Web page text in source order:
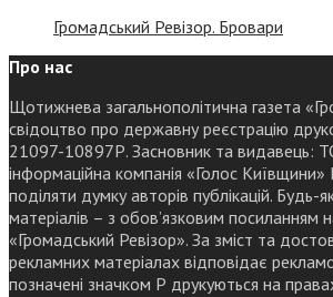
Громадський Ревізор. Бровари
Про нас
Щотижнева загальнополітична газета
свідоцтво про державну реєстрацію
21097-10897Р. Засновник та видавець:
інформаційна компанія «Голос
поділяти думку авторів публікацій. Будь-
матеріалів – з обов’язковим посиланням
«Громадський Ревізор». За зміст та
рекламних матеріалах відповідає
позначені значком Р друкуються на